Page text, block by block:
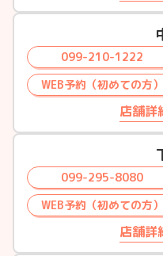
099-210-1222
WEB予約（初めての方）
店舗詳
099-295-8080
WEB予約（初めての方）
店舗詳